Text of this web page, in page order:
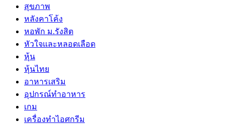
สุขภาพ
หลังคาโค้ง
หอพัก ม.รังสิต
หัวใจและหลอดเลือด
หุ้น
หุ้นไทย
อาหารเสริม
อุปกรณ์ทำอาหาร
เกม
เครื่องทำไอศกรีม